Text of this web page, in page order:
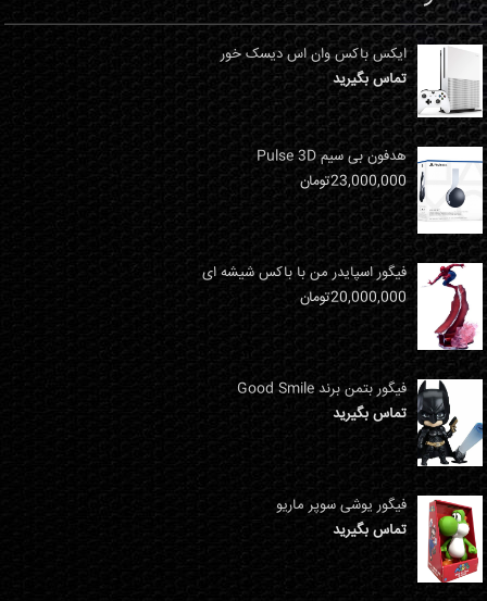
ایکس باکس وان اس دیسک خور
تماس بگیرید
هدفون بی سیم Pulse 3D
23,000,000تومان
فیگور اسپایدر من با باکس شیشه ای
20,000,000تومان
فیگور بتمن برند Good Smile
تماس بگیرید
فیگور یوشی سوپر ماریو
تماس بگیرید